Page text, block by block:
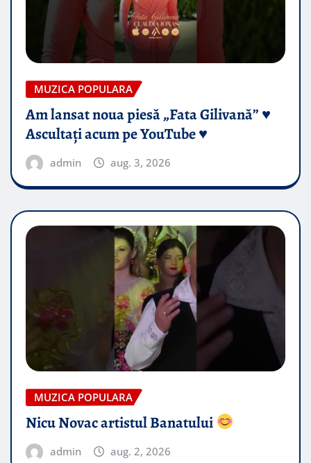
MUZICA POPULARA
Am lansat noua piesă „Fata Gilivană” ♥️
Ascultați acum pe YouTube ♥️
admin aug. 3, 2026
MUZICA POPULARA
Nicu Novac artistul Banatului
admin aug. 2, 2026